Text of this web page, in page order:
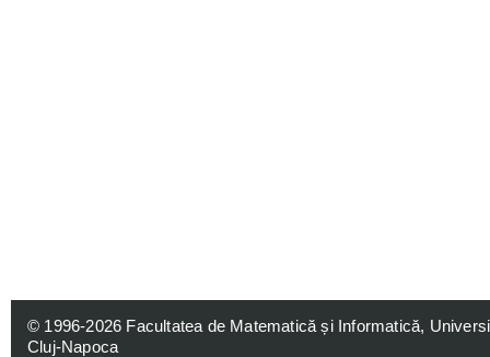
© 1996-2026 Facultatea de Matematică și Informatică,
Cluj-Napoca